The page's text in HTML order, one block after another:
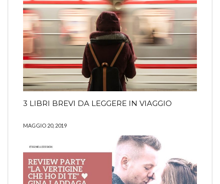
3 LIBRI BREVI DA LEGGERE IN VIAGGIO
MAGGIO 20, 2019